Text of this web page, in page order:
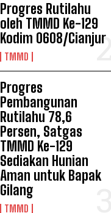
Progres Rutilahu
oleh TMMD Ke-129
Kodim 0608/Cianjur
TMMD
Progres
Pembangunan
Rutilahu 78,6
Persen, Satgas
TMMD Ke-129
Sediakan Hunian
Aman untuk Bapak
Gilang
TMMD